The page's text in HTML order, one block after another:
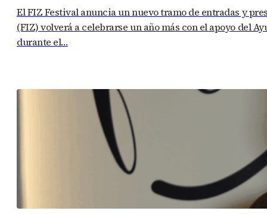
El FIZ Festival anuncia un nuevo tramo de entradas y
(FIZ) volverá a celebrarse un año más con el apoyo del
durante el…